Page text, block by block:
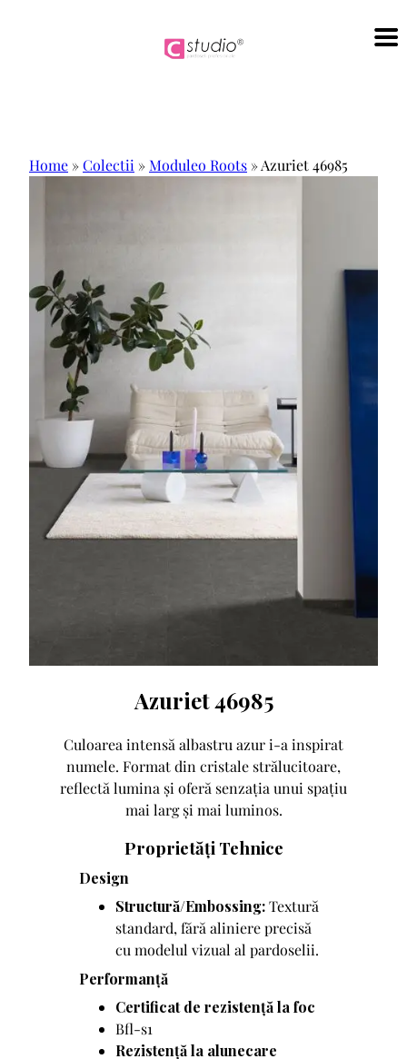
Home »Colectii »Moduleo Roots »Azuriet 46985
Azuriet 46985
Culoarea intensă albastru azur i-a inspirat
numele. Format din cristale strălucitoare,
reflectă lumina și oferă senzația unui spațiu
mai larg și mai luminos.
Proprietăți Tehnice
Design
Structură/Embossing:Textură
standard, fără aliniere precisă
cu modelul vizual al pardoselii.
Performanță
Certificat de rezistență la foc
Bfl-s1
Rezistență la alunecare